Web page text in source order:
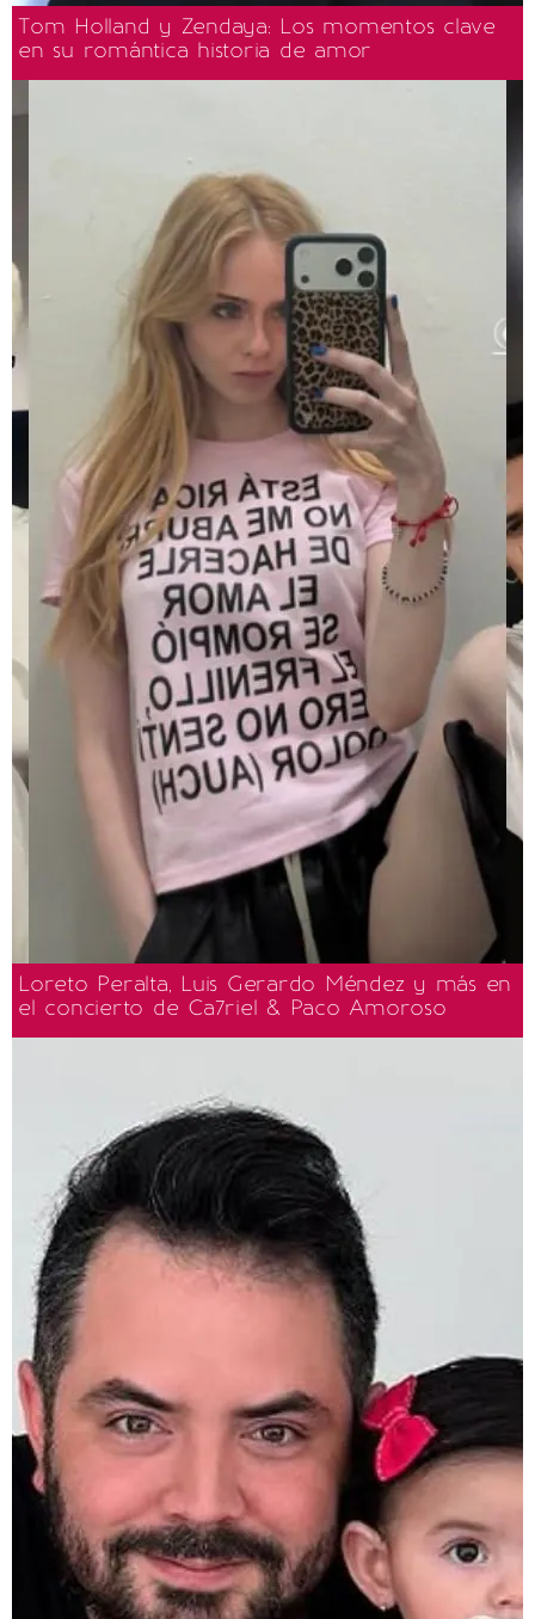
Tom Holland y Zendaya: Los momentos clave
en su romántica historia de amor
Loreto Peralta, Luis Gerardo Méndez y más en
el concierto de Ca7riel & Paco Amoroso